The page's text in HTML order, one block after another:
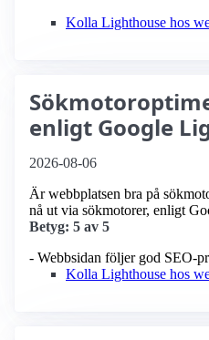
Kolla Lighthouse hos
enligt Google
2026-08-06
Är webbplatsen bra på
nå ut via sökmotorer, enligt
Betyg: 5 av 5
- Webbsidan följer god SEO-
Kolla Lighthouse hos